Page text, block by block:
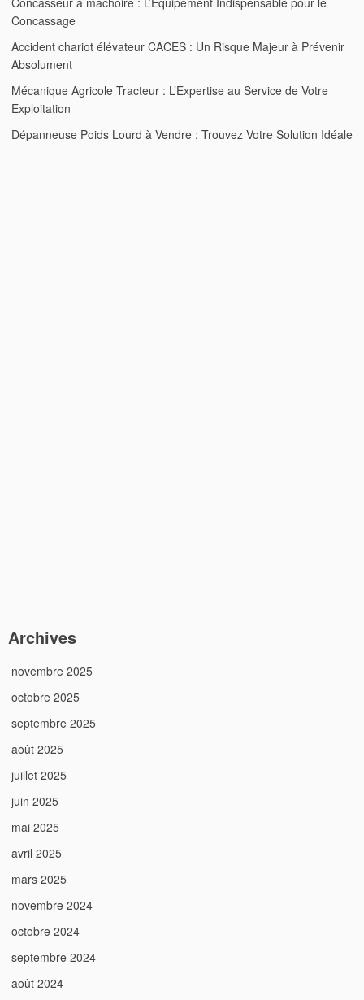
Concassage
Accident chariot élévateur CACES : Un Risque Majeur à Prévenir
Absolument
Mécanique Agricole Tracteur : L’Expertise au Service de Votre
Exploitation
Dépanneuse Poids Lourd à Vendre : Trouvez Votre Solution Idéale
Archives
novembre 2025
octobre 2025
septembre 2025
août 2025
juillet 2025
juin 2025
mai 2025
avril 2025
mars 2025
novembre 2024
octobre 2024
septembre 2024
août 2024